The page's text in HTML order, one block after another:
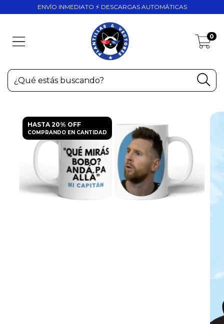
ENVÍO INMEDIATO ⚡ DESCARGAS AUTOMÁTICAS
0
HASTA 20% OFF
COMPRANDO EN CANTIDAD